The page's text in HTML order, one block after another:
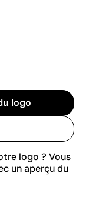
logo
logo ? Vous
un aperçu du